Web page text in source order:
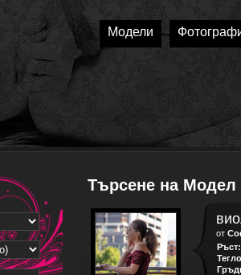
Модели
Търсене на Модел
от
Ръст: